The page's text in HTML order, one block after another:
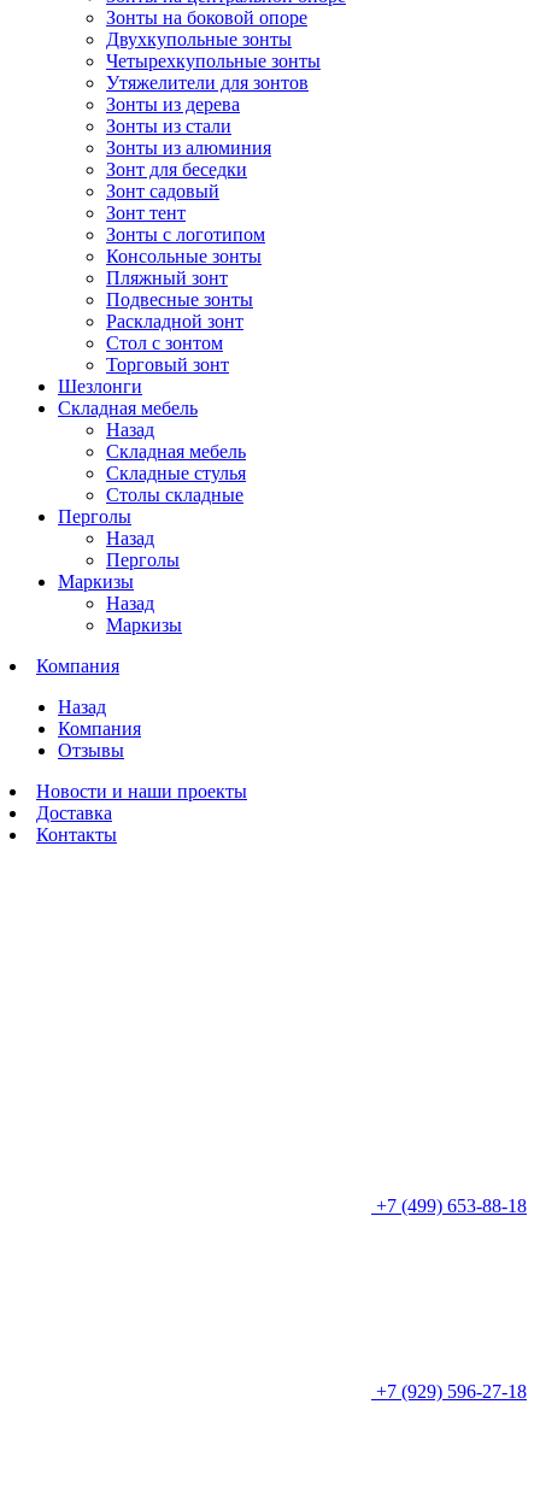
Зонты на боковой опоре
Двухкупольные зонты
Четырехкупольные зонты
Утяжелители для зонтов
Зонты из дерева
Зонты из стали
Зонты из алюминия
Зонт для беседки
Зонт садовый
Зонт тент
Зонты с логотипом
Консольные зонты
Пляжный зонт
Подвесные зонты
Раскладной зонт
Стол с зонтом
Торговый зонт
Шезлонги
Складная мебель
Назад
Складная мебель
Складные стулья
Столы складные
Перголы
Назад
Перголы
Маркизы
Назад
Маркизы
Компания
Назад
Компания
Отзывы
Новости и наши проекты
Доставка
Контакты
+7 (499) 653-88-18
+7 (929) 596-27-18